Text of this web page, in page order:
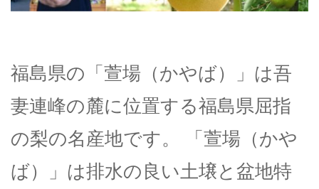
福島県の「萱場（かやば）」は吾
妻連峰の麓に位置する福島県屈指
の梨の名産地です。 「萱場（かや
ば）」は排水の良い土壌と盆地特